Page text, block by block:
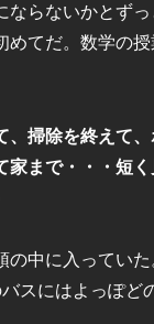
ならないかとず
めてだ。数学の
、掃除を終えて
家まで・・・短
の中に入ってい
スにはよっぽど